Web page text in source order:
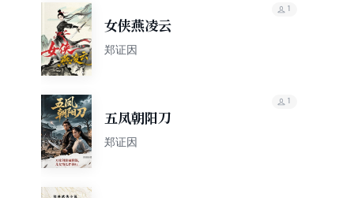
女侠燕凌云
郑证因
1
五凤朝阳刀
郑证因
1